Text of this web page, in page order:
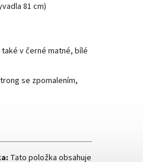
81 cm)
v černé matné, bílé
se zpomalením,
Tato položka obsahuje